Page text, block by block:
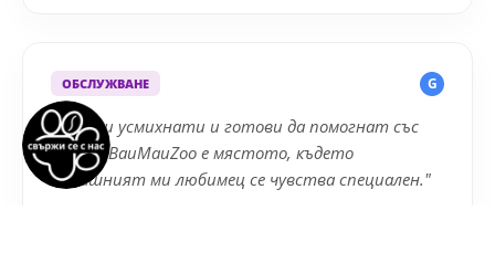
ОБСЛУЖВАНЕ G
"Винаги усмихнати и готови да помогнат със
съвет. BauMauZoo е мястото, където
домашният ми любимец се чувства специален."